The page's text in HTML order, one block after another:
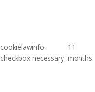
cookielawinfo-
checkbox-necessary
11
months